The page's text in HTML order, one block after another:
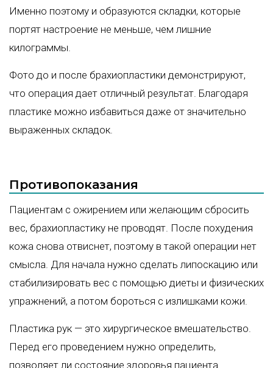
Именно поэтому и образуются складки, которые
портят настроение не меньше, чем лишние
килограммы.
Фото до и после брахиопластики демонстрируют,
что операция дает отличный результат. Благодаря
пластике можно избавиться даже от значительно
выраженных складок.
Противопоказания
Пациентам с ожирением или желающим сбросить
вес, брахиопластику не проводят. После похудения
кожа снова отвиснет, поэтому в такой операции нет
смысла. Для начала нужно сделать липоскацию или
стабилизировать вес с помощью диеты и физических
упражнений, а потом бороться с излишками кожи.
Пластика рук — это хирургическое вмешательство.
Перед его проведением нужно определить,
позволяет ли состояние здоровья пациента